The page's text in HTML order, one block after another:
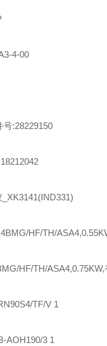
4-00
号:28229150
HF/TH/
HF/TH/ASA4,0.75KW,
TF/V 1
AOH190/3 1